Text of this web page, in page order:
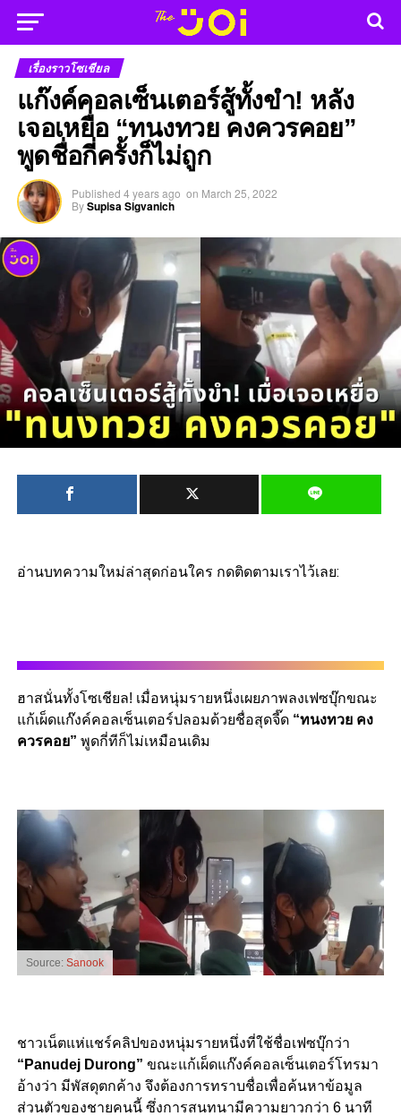
เรื่องราวโซเชียล
แก๊งค์คอลเซ็นเตอร์สู้ทั้งขำ! หลัง
เจอเหยื่อ “ทนงทวย คงควรคอย”
พูดชื่อกี่ครั้งก็ไม่ถูก
Published 4 years ago on March 25, 2022
BySupisa Sigvanich
อ่านบทความใหม่ล่าสุดก่อนใคร กดติดตามเราไว้เลย:
ฮาสนั่นทั้งโซเชียล! เมื่อหนุ่มรายหนึ่งเผยภาพลงเฟซบุ๊กขณะ
แก้เผ็ดแก๊งค์คอลเซ็นเตอร์ปลอมด้วยชื่อสุดจี๊ด “ทนงทวย คง
ควรคอย” พูดกี่ทีก็ไม่เหมือนเดิม
Source: Sanook
ชาวเน็ตแห่แชร์คลิปของหนุ่มรายหนึ่งที่ใช้ชื่อเฟซบุ๊กว่า
“Panudej Durong” ขณะแก้เผ็ดแก๊งค์คอลเซ็นเตอร์โทรมา
อ้างว่า มีพัสดุตกค้าง จึงต้องการทราบชื่อเพื่อค้นหาข้อมูล
ส่วนตัวของชายคนนี้ ซึ่งการสนทนามีความยาวกว่า 6 นาที